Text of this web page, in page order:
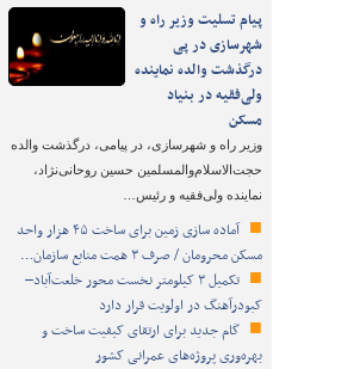
پیام تسلیت وزیر راه و
شهرسازی در پی
درگذشت والده نماینده
ولی‌فقیه در بنیاد
مسکن
وزیر راه و شهرسازی، در پیامی، درگذشت والده
حجت‌الاسلام‌والمسلمین حسین روحانی‌نژاد،
نماینده ولی‌فقیه و رئیس…
آماده سازی زمین برای ساخت ۴۵ هزار واحد
مسکن محرومان / صرف ۳ همت منابع سازمان…
تکمیل ۳ کیلومتر نخست محور خلعت‌آباد–
کبودرآهنگ در اولویت قرار دارد
گام جدید برای ارتقای کیفیت ساخت و
بهره‌وری پروژه‌های عمرانی کشور